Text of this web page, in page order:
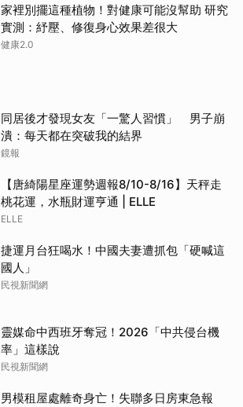
家裡別擺這種植物！對健康可能沒幫助 研究
實測：紓壓、修復身心效果差很大
健康2.0
同居後才發現女友「一驚人習慣」 男子崩
潰：每天都在突破我的結界
鏡報
【唐綺陽星座運勢週報8/10-8/16】天秤走
桃花運，水瓶財運亨通 | ELLE
ELLE
捷運月台狂喝水！中國夫妻遭抓包「硬喊這
國人」
民視新聞網
靈媒命中西班牙奪冠！2026「中共侵台機
率」這樣說
民視新聞網
男模租屋處離奇身亡！失聯多日房東急報